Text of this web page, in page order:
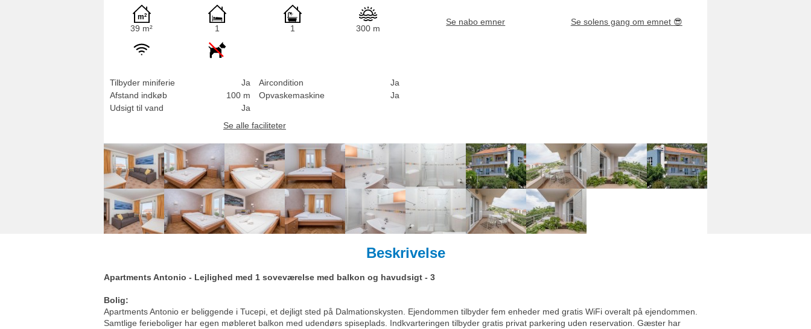
39 m² 1 1 300 m
Tilbyder miniferie
Ja
Afstand indkøb
100 m
Udsigt til vand
Ja
Aircondition
Ja
Opvaskemaskine
Ja
Se alle faciliteter
Se nabo emner Se solens gang om emnet 😎
Beskrivelse
Apartments Antonio - Lejlighed med 1 soveværelse med balkon og havudsigt - 3
Bolig:
Apartments Antonio er beliggende i Tucepi, et dejligt sted på Dalmationskysten. Ejendommen tilbyder fem enheder med gratis WiFi overalt på ejendommen.
Samtlige ferieboliger har egen møbleret balkon med udendørs spiseplads. Indkvarteringen tilbyder gratis privat parkering uden reservation. Gæster har